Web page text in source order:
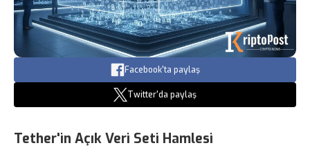
Facebook'ta paylaş
Twitter'da paylaş
Tether'in Açık Veri Seti Hamlesi